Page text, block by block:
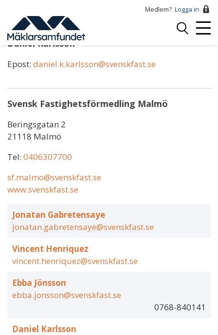
huvudinnehåll
Medlem? Logga in
Logga
Daniel Karlsson
Epost: daniel.k.karlsson@svenskfast.se
Svensk Fastighetsförmedling Malmö
Beringsgatan 2
21118 Malmö
Tel: 0406307700
sf.malmo@svenskfast.se
www.svenskfast.se
Jonatan Gabretensaye
jonatan.gabretensaye@svenskfast.se
Vincent Henriquez
vincent.henriquez@svenskfast.se
Ebba Jönsson
ebba.jonsson@svenskfast.se
0768-840141
Daniel Karlsson